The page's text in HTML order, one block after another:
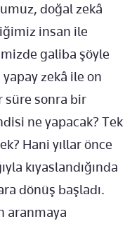
doğal zekâ
insan ile
galiba şöyle
zekâ ile on
süre sonra bir
ne yapacak? Tek
Hani yıllar önce
kıyaslandığında
dönüş başladı.
aranmaya